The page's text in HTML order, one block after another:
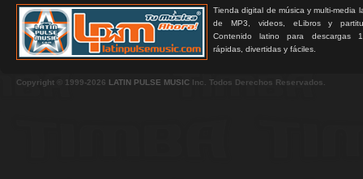
Tienda digital de música y multi-media
de MP3, videos, eLibros y
Contenido latino para descargas
rápidas, divertidas y fáciles.
Copyright © 1999-2026 LATIN PULSE MUSIC Inc. Todos Derechos Reservados.